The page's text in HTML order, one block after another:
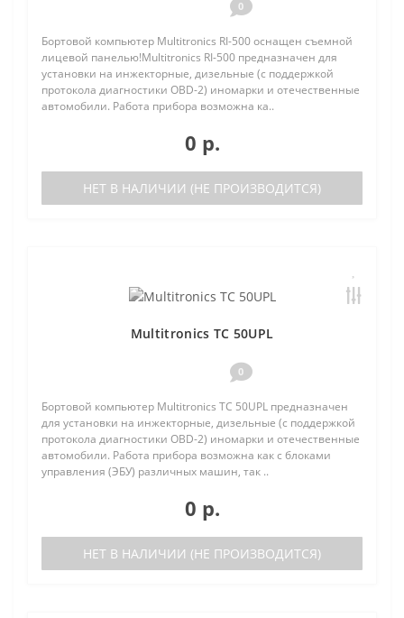
0
Бортовой компьютер Multitronics RI-500 оснащен съемной
лицевой панелью!Multitronics RI-500 предназначен для
установки на инжекторные, дизельные (с поддержкой
протокола диагностики OBD-2) иномарки и отечественные
автомобили. Работа прибора возможна ка..
0 р.
НЕТ В НАЛИЧИИ (НЕ ПРОИЗВОДИТСЯ)
Multitronics TC 50UPL
0
Бортовой компьютер Multitronics TC 50UPL предназначен
для установки на инжекторные, дизельные (с поддержкой
протокола диагностики OBD-2) иномарки и отечественные
автомобили. Работа прибора возможна как с блоками
управления (ЭБУ) различных машин, так ..
0 р.
НЕТ В НАЛИЧИИ (НЕ ПРОИЗВОДИТСЯ)